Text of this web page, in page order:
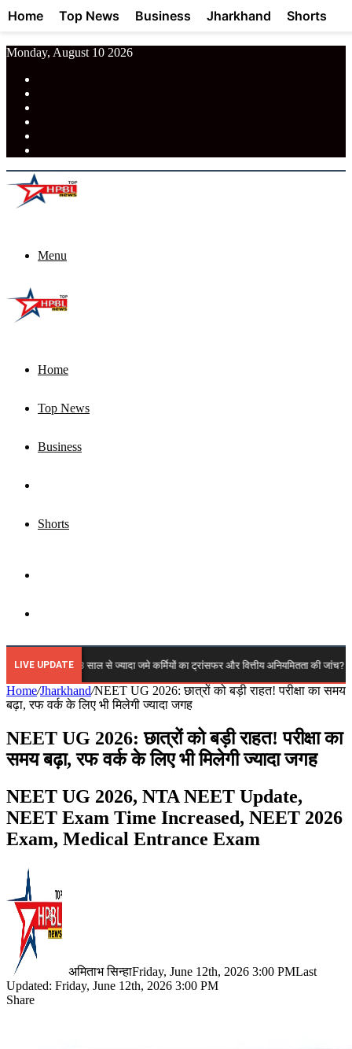
Monday, August 10 2026
Menu
Home
Top News
Business
Shorts
for
LIVE UPDATE
में कब होगी 3 साल से ज्यादा जमे कर्मियों का ट्रांसफर और वित्तीय अनियमितता की जांच?
Home/Jharkhand/NEET UG 2026: छात्रों को बड़ी राहत! परीक्षा का समय
बढ़ा, रफ वर्क के लिए भी मिलेगी ज्यादा जगह
NEET UG 2026: छात्रों को बड़ी राहत! परीक्षा का
समय बढ़ा, रफ वर्क के लिए भी मिलेगी ज्यादा जगह
NEET UG 2026, NTA NEET Update,
NEET Exam Time Increased, NEET 2026
Exam, Medical Entrance Exam
अमिताभ सिन्हाFriday, June 12th, 2026 3:00 PMLast
Updated: Friday, June 12th, 2026 3:00 PM
Share
Home Top News Business Jharkhand Shorts